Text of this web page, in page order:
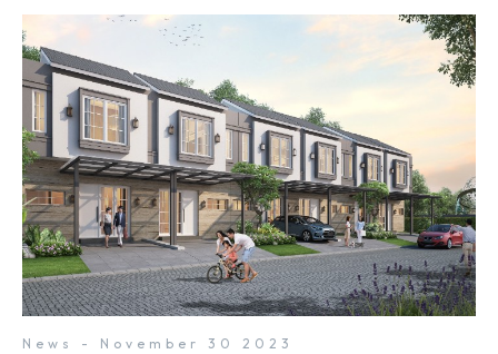
merupakan tempat yang sama. Padahal anggapan tersebut
kurang tepat. Sebab Serpong dan BSD merupakan dua
kawasan yang berbeda. Berikut penjelasannya. Baca Juga: […]
News - November 30 2023